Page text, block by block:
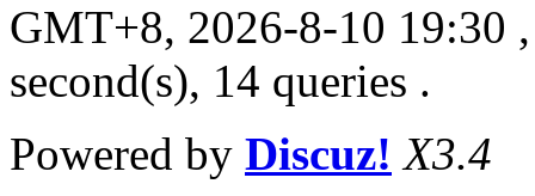
GMT+8, 2026-8-10 19:30
second(s), 14 queries .
Powered by Discuz! X3.4